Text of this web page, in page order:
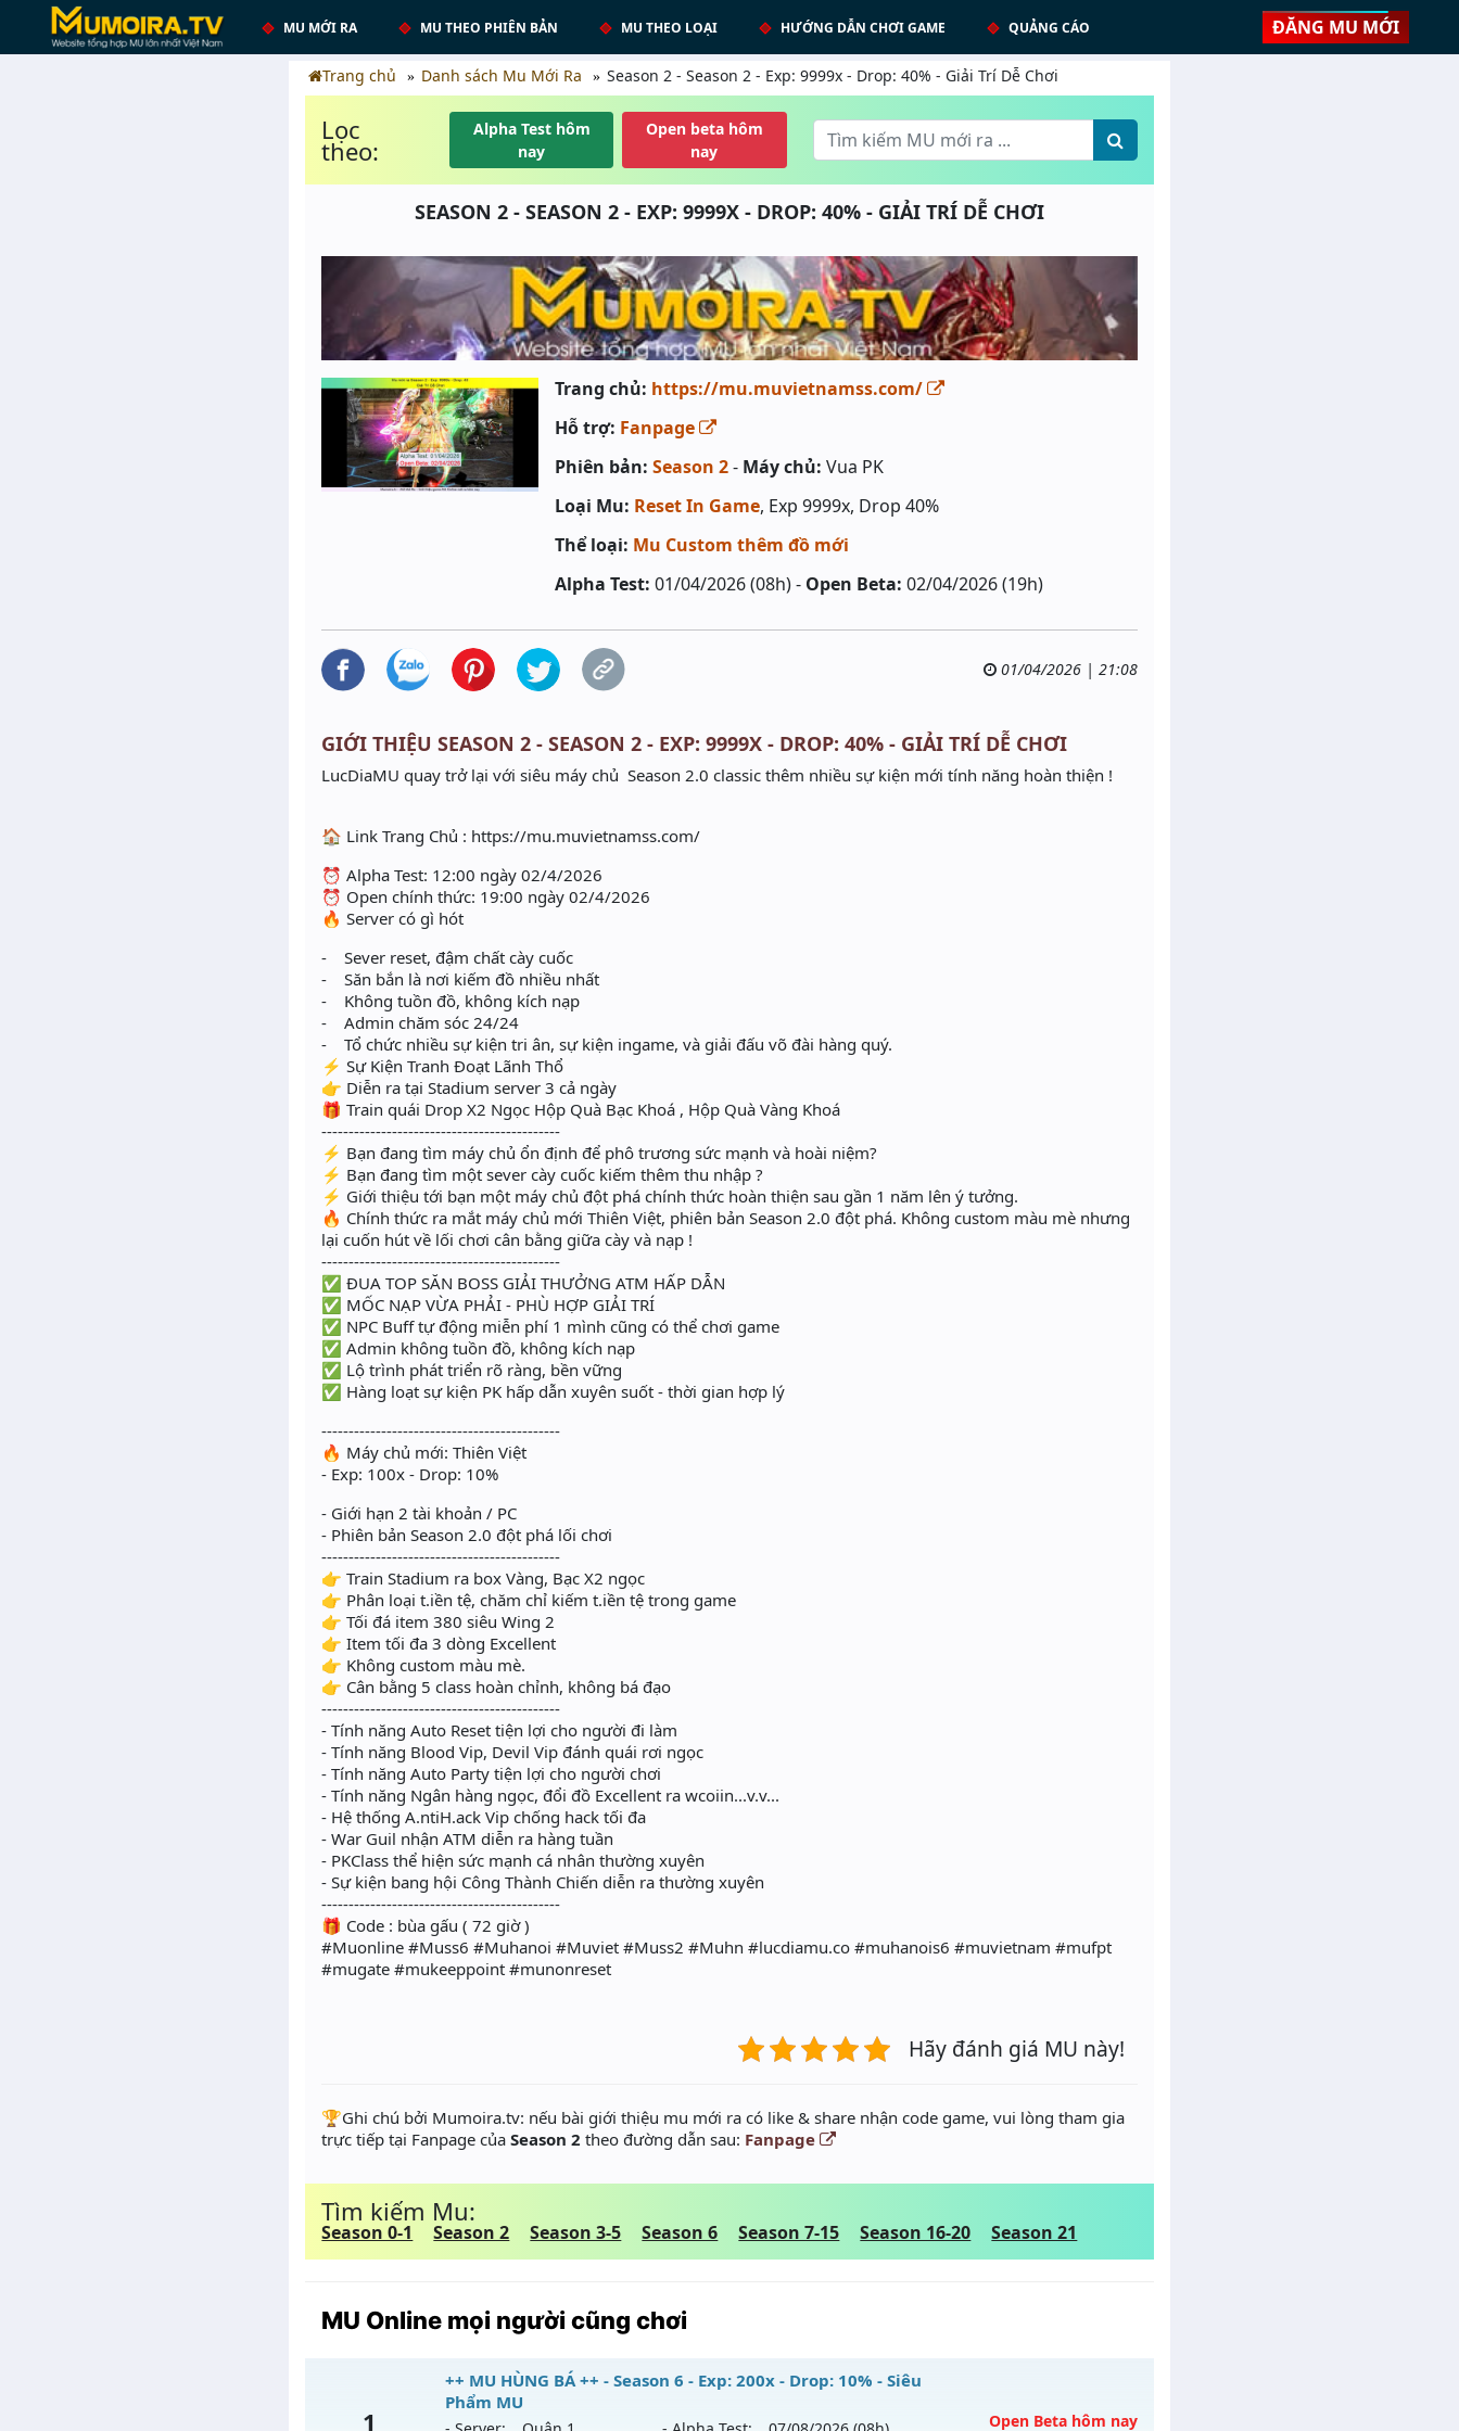
MU MỚI RA MU THEO PHIÊN BẢN MU THEO LOẠI HƯỚNG DẪN CHƠI GAME QUẢNG CÁO ĐĂNG MU MỚI
Trang chủ Danh sách Mu Mới Ra Season 2 - Season 2 - Exp: 9999x - Drop: 40% - Giải Trí Dễ Chơi
Lọc
theo:
Alpha Test hôm
nay
Open beta hôm
nay
SEASON 2 - SEASON 2 - EXP: 9999X - DROP: 40% - GIẢI TRÍ DỄ CHƠI
Trang chủ: https://mu.muvietnamss.com/
Hỗ trợ: Fanpage
Phiên bản: Season 2- Máy chủ: Vua PK
Loại Mu: Reset In Game, Exp 9999x, Drop 40%
Thể loại: Mu Custom thêm đồ mới
Alpha Test: 01/04/2026 (08h) - Open Beta: 02/04/2026 (19h)
01/04/2026 | 21:08
GIỚI THIỆU SEASON 2 - SEASON 2 - EXP: 9999X - DROP: 40% - GIẢI TRÍ DỄ CHƠI
LucDiaMU quay trở lại với siêu máy chủ Season 2.0 classic thêm nhiều sự kiện mới tính năng hoàn thiện !
🏠 Link Trang Chủ : https://mu.muvietnamss.com/
⏰ Alpha Test: 12:00 ngày 02/4/2026
⏰ Open chính thức: 19:00 ngày 02/4/2026
🔥 Server có gì hót
- Sever reset, đậm chất cày cuốc
- Săn bắn là nơi kiếm đồ nhiều nhất
- Không tuồn đồ, không kích nạp
- Admin chăm sóc 24/24
- Tổ chức nhiều sự kiện tri ân, sự kiện ingame, và giải đấu võ đài hàng quý.
⚡️ Sự Kiện Tranh Đoạt Lãnh Thổ
👉 Diễn ra tại Stadium server 3 cả ngày
🎁 Train quái Drop X2 Ngọc Hộp Quà Bạc Khoá , Hộp Quà Vàng Khoá
--------------------------------------------
⚡️ Bạn đang tìm máy chủ ổn định để phô trương sức mạnh và hoài niệm?
⚡️ Bạn đang tìm một sever cày cuốc kiếm thêm thu nhập ?
⚡️ Giới thiệu tới bạn một máy chủ đột phá chính thức hoàn thiện sau gần 1 năm lên ý tưởng.
🔥 Chính thức ra mắt máy chủ mới Thiên Việt, phiên bản Season 2.0 đột phá. Không custom màu mè nhưng
lại cuốn hút về lối chơi cân bằng giữa cày và nạp !
--------------------------------------------
✅ ĐUA TOP SĂN BOSS GIẢI THƯỞNG ATM HẤP DẪN
✅ MỐC NẠP VỪA PHẢI - PHÙ HỢP GIẢI TRÍ
✅ NPC Buff tự động miễn phí 1 mình cũng có thể chơi game
✅ Admin không tuồn đồ, không kích nạp
✅ Lộ trình phát triển rõ ràng, bền vững
✅ Hàng loạt sự kiện PK hấp dẫn xuyên suốt - thời gian hợp lý
--------------------------------------------
🔥 Máy chủ mới: Thiên Việt
- Exp: 100x - Drop: 10%
- Giới hạn 2 tài khoản / PC
- Phiên bản Season 2.0 đột phá lối chơi
--------------------------------------------
👉 Train Stadium ra box Vàng, Bạc X2 ngọc
👉 Phân loại t.iền tệ, chăm chỉ kiếm t.iền tệ trong game
👉 Tối đá item 380 siêu Wing 2
👉 Item tối đa 3 dòng Excellent
👉 Không custom màu mè.
👉 Cân bằng 5 class hoàn chỉnh, không bá đạo
--------------------------------------------
- Tính năng Auto Reset tiện lợi cho người đi làm
- Tính năng Blood Vip, Devil Vip đánh quái rơi ngọc
- Tính năng Auto Party tiện lợi cho người chơi
- Tính năng Ngân hàng ngọc, đổi đồ Excellent ra wcoiin...v.v...
- Hệ thống A.ntiH.ack Vip chống hack tối đa
- War Guil nhận ATM diễn ra hàng tuần
- PKClass thể hiện sức mạnh cá nhân thường xuyên
- Sự kiện bang hội Công Thành Chiến diễn ra thường xuyên
--------------------------------------------
🎁 Code : bùa gấu ( 72 giờ )
#Muonline #Muss6 #Muhanoi #Muviet #Muss2 #Muhn #lucdiamu.co #muhanois6 #muvietnam #mufpt
#mugate #mukeeppoint #munonreset
Hãy đánh giá MU này!
️🏆Ghi chú bởi Mumoira.tv: nếu bài giới thiệu mu mới ra có like & share nhận code game, vui lòng tham gia
trực tiếp tại Fanpage củaSeason 2 theo đường dẫn sau: Fanpage
Tìm kiếm Mu:
Season 0-1 Season 2 Season 3-5 Season 6 Season 7-15 Season 16-20 Season 21
MU Online mọi người cũng chơi
1
++ MU HÙNG BÁ ++ - Season 6 - Exp: 200x - Drop: 10% - Siêu
Phẩm MU
Open Beta hôm nay